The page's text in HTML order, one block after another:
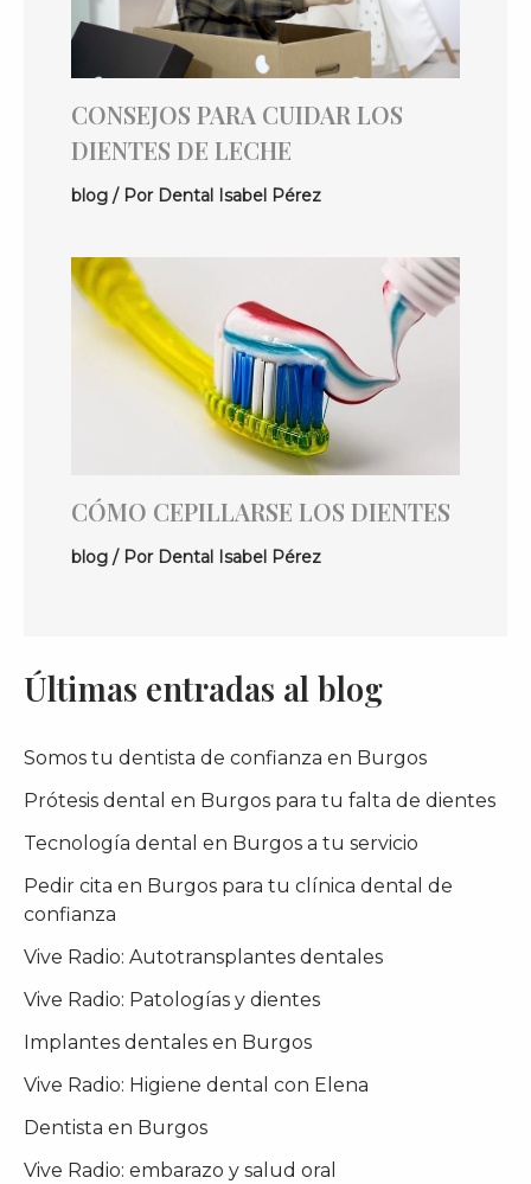
CONSEJOS PARA CUIDAR LOS
DIENTES DE LECHE
blog / Por Dental Isabel Pérez
CÓMO CEPILLARSE LOS DIENTES
blog / Por Dental Isabel Pérez
Últimas entradas al blog
Somos tu dentista de confianza en Burgos
Prótesis dental en Burgos para tu falta de dientes
Tecnología dental en Burgos a tu servicio
Pedir cita en Burgos para tu clínica dental de
confianza
Vive Radio: Autotransplantes dentales
Vive Radio: Patologías y dientes
Implantes dentales en Burgos
Vive Radio: Higiene dental con Elena
Dentista en Burgos
Vive Radio: embarazo y salud oral